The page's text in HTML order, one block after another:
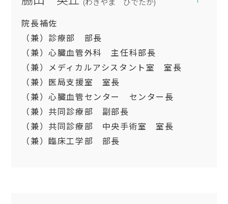
日本循環器学会循環器専門医
日本心血管インターベンション治療学会CVIT
専門医・心血管カテーテル治療専門医
院長補佐
（兼）診療部 部長
（兼）心臓血管外科 主任科部長
（兼）メディカルアシスタント室 室長
（兼）医局支援室 室長
（兼）心臓血管センター センター長
（兼）共同診療部 副部長
（兼）共同診療部 中央手術室 室長
（兼）臨床工学部 部長